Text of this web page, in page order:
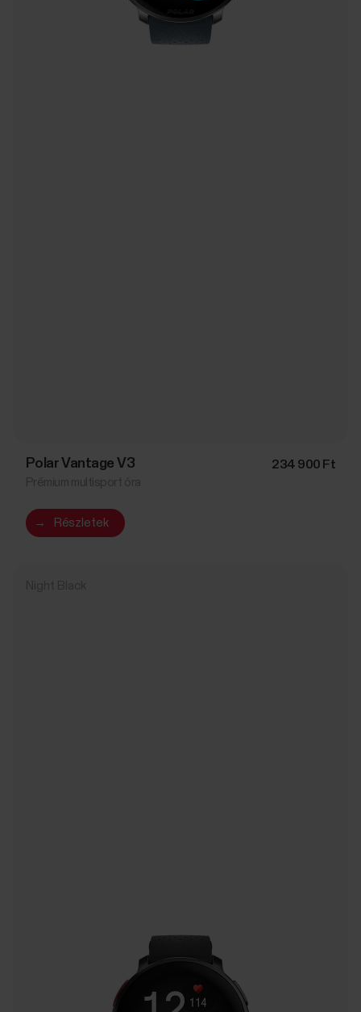
Polar Vantage V3 234 900 Ft
→ Részletek